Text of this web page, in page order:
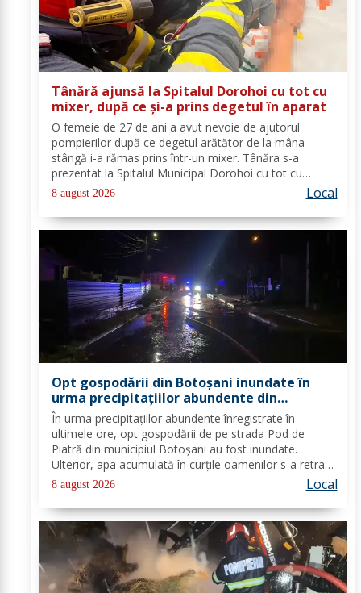
Tânără ajunsă la Spitalul Dorohoi cu tot cu
mixer, după ce și-a prins degetul în aparat
O femeie de 27 de ani a avut nevoie de ajutorul
pompierilor după ce degetul arătător de la mâna
stângă i-a rămas prins într-un mixer. Tânăra s-a
prezentat la Spitalul Municipal Dorohoi cu tot cu
aparatul electrocasnic, iar medicii au solicitat
intervenția salvatorilor. Pompierii din cadrul...
8 august 2026 Local
Opt gospodării din Botoșani inundate în
urma precipitațiilor abundente din
ultimele ore
În urma precipitațiilor abundente înregistrate în
ultimele ore, opt gospodării de pe strada Pod de
Piatră din municipiul Botoșani au fost inundate.
Ulterior, apa acumulată în curțile oamenilor s-a retras
pe carosabil. Pentru evacuarea apei, pompierii militari
din cadrul Detașamentului Botoșani au...
8 august 2026 Local